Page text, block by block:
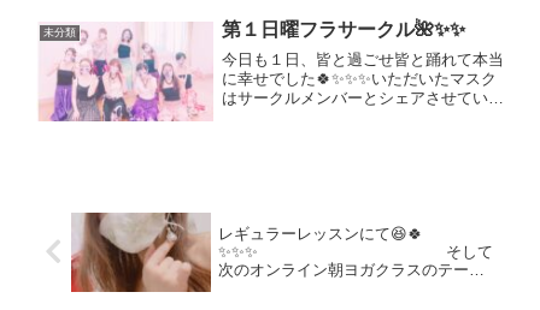
売となりました✨✨そしてなんと！今回
からモデルとしてのお仕事も...
未分類 第１日曜フラサークル🌺✨✨
今日も１日、皆と過ごせ皆と踊れて本当
に幸せでした🍀✨✨✨いただいたマスク
はサークルメンバーとシェアさせていた
レギュラーレッスンにて😆🍀
✨✨✨ そして
次のオンライン朝ヨガクラスのテーマ